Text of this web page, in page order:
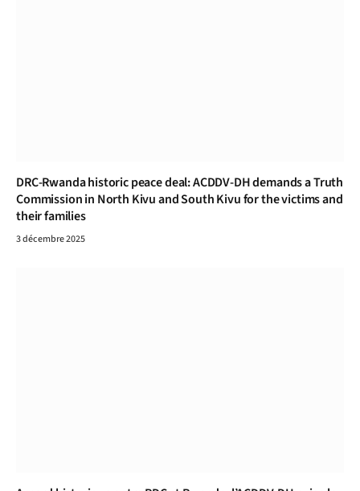
DRC-Rwanda historic peace deal: ACDDV-DH demands a Truth
Commission in North Kivu and South Kivu for the victims and
their families
3 décembre 2025